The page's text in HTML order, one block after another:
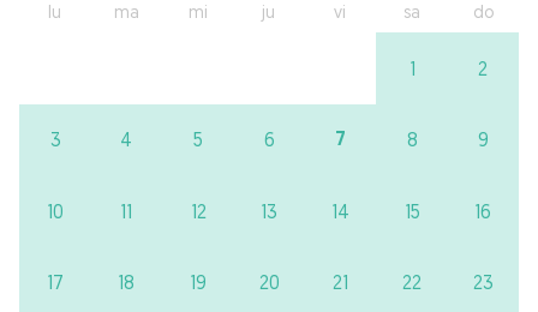
lu ma mi ju vi sa do
1 2
3 4 5 6 7 8 9
10 11 12 13 14 15 16
17 18 19 20 21 22 23